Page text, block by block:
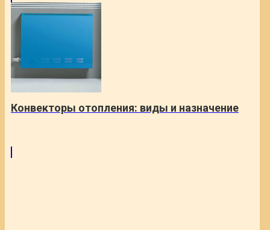
Конвекторы отопления: виды и назначение